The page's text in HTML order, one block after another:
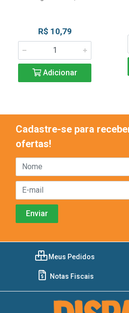
R$ 10,79
Adicionar
Cadastre-se para
ofertas!
Meus Pedidos
Notas Fiscais